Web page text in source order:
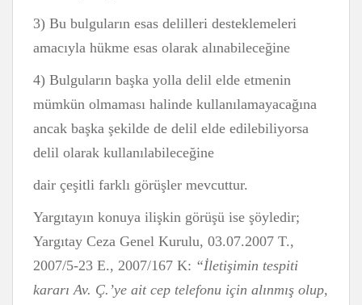
3) Bu bulguların esas delilleri desteklemeleri
amacıyla hükme esas olarak alınabileceğine
4) Bulguların başka yolla delil elde etmenin
mümkün olmaması halinde kullanılamayacağına
ancak başka şekilde de delil elde edilebiliyorsa
delil olarak kullanılabileceğine
dair çeşitli farklı görüşler mevcuttur.
Yargıtayın konuya ilişkin görüşü ise şöyledir;
Yargıtay Ceza Genel Kurulu, 03.07.2007 T.,
2007/5-23 E., 2007/167 K: “İletişimin tespiti
kararı Av. Ç.’ye ait cep telefonu için alınmış olup,